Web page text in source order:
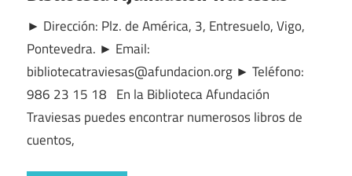
► Dirección: Plz. de América, 3, Entresuelo, Vigo,
Pontevedra. ► Email:
bibliotecatraviesas@afundacion.org ► Teléfono:
986 23 15 18 En la Biblioteca Afundación
Traviesas puedes encontrar numerosos libros de
cuentos,